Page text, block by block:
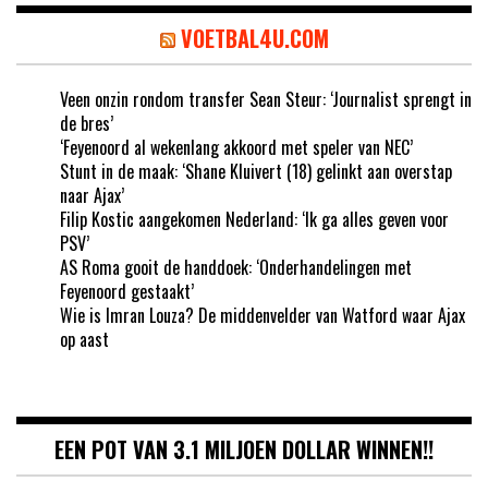
VOETBAL4U.COM
Veen onzin rondom transfer Sean Steur: ‘Journalist sprengt in
de bres’
‘Feyenoord al wekenlang akkoord met speler van NEC’
Stunt in de maak: ‘Shane Kluivert (18) gelinkt aan overstap
naar Ajax’
Filip Kostic aangekomen Nederland: ‘Ik ga alles geven voor
PSV’
AS Roma gooit de handdoek: ‘Onderhandelingen met
Feyenoord gestaakt’
Wie is Imran Louza? De middenvelder van Watford waar Ajax
op aast
EEN POT VAN 3.1 MILJOEN DOLLAR WINNEN!!